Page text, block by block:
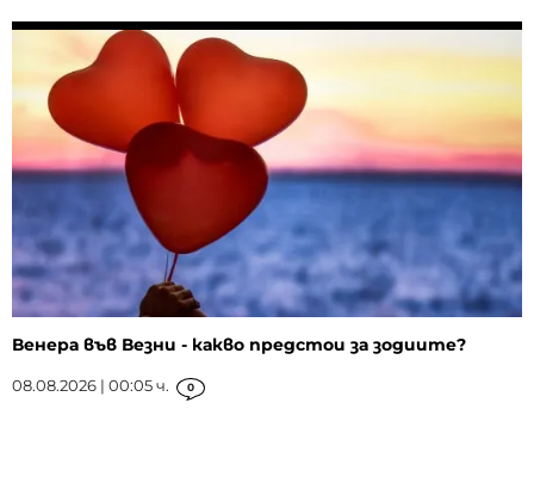
Венера във Везни - какво предстои за зодиите?
08.08.2026 | 00:05 ч. 0